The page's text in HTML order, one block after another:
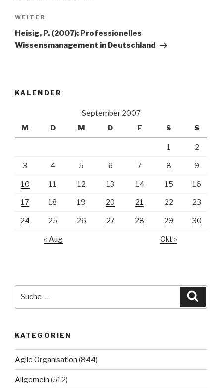
Nächster
Beitrag
WEITER
Heisig, P. (2007): Professionelles
Wissensmanagement in Deutschland
KALENDER
September 2007
M
D M D F S S
1 2
3 4 5 6 7 8 9
10 11 12 13 14 15 16
17 18 19 20 21 22 23
24 25 26 27 28 29 30
« Aug Okt »
KATEGORIEN
Agile Organisation (844)
Allgemein (512)